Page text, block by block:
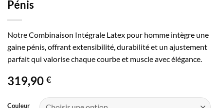
Pénis
Notre Combinaison Intégrale Latex pour homme intègre une
gaine pénis, offrant extensibilité, durabilité et un ajustement
parfait qui valorise chaque courbe et muscle avec élégance.
319,90 €
Couleur